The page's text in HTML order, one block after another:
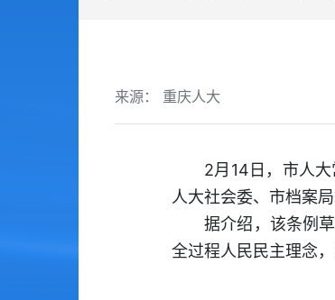
来源： 重庆人大
2月14日，市人
人大社会委、市档案
据介绍，该条例
全过程人民民主理念